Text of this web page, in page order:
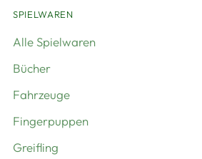
SPIELWAREN
Alle Spielwaren
Bücher
Fahrzeuge
Fingerpuppen
Greifling